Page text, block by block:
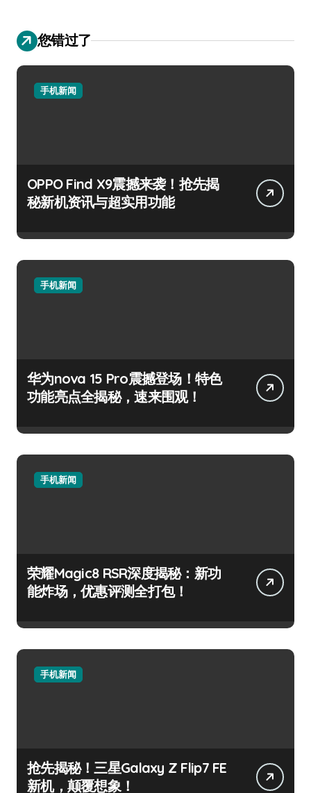
您错过了
手机新闻
OPPO Find X9震撼来袭！抢先揭
秘新机资讯与超实用功能
手机新闻
华为nova 15 Pro震撼登场！特色
功能亮点全揭秘，速来围观！
手机新闻
荣耀Magic8 RSR深度揭秘：新功
能炸场，优惠评测全打包！
手机新闻
抢先揭秘！三星Galaxy Z Flip7 FE
新机，颠覆想象！